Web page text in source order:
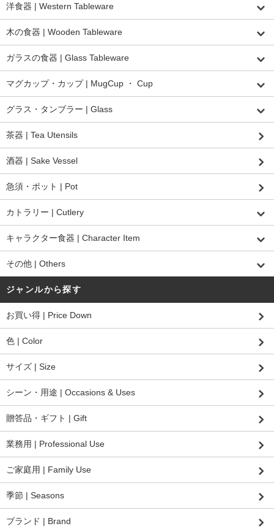
洋食器 | Western Tableware
木の食器 | Wooden Tableware
ガラスの食器 | Glass Tableware
マグカップ・カップ | MugCup ・ Cup
グラス・タンブラー | Glass
茶器 | Tea Utensils
酒器 | Sake Vessel
急須・ポット | Pot
カトラリー | Cutlery
キャラクター食器 | Character Item
その他 | Others
ジャンルから探す
お買い得 | Price Down
色 | Color
サイズ | Size
シーン・用途 | Occasions & Uses
贈答品・ギフト | Gift
業務用 | Professional Use
ご家庭用 | Family Use
季節 | Seasons
ブランド | Brand